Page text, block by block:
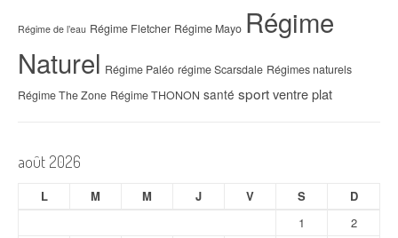
Régime de l’eau Régime Fletcher Régime Mayo Régime
Naturel Régime Paléo régime Scarsdale Régimes naturels
Régime The Zone Régime THONON santé sportventre plat
août 2026
L M M J V S D
1
2